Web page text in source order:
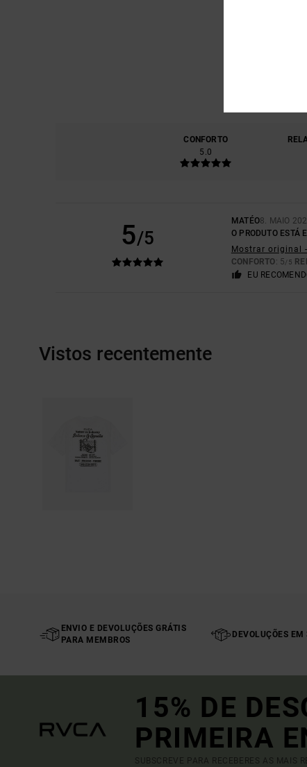
CONFORTO
5.0
5/5
MATÉO8. MAIO
O PRODUTO ESTÁ
Mostrar original
CONFORTO: 5/5
EU
Vistos recentemente
ENVIO E DEVOLUÇÕES GRÁTIS
PARA MEMBROS
DEVOLUÇÕES
15% DE
PRIMEIRA
SUBSCREVE PARA RECEBERES AS MAIS